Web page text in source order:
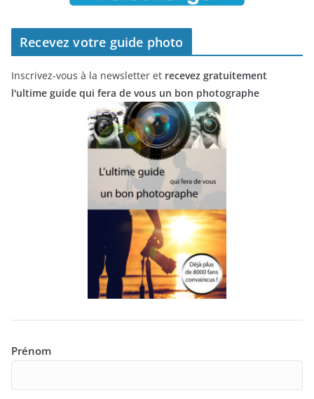
Recevez votre guide photo
Inscrivez-vous à la newsletter et recevez gratuitement
l'ultime guide qui fera de vous un bon photographe
Prénom